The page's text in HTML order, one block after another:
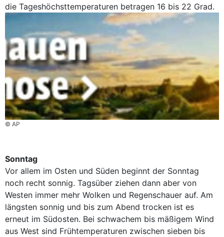
die Tageshöchsttemperaturen betragen 16 bis 22 Grad.
© AP
Sonntag
Vor allem im Osten und Süden beginnt der Sonntag
noch recht sonnig. Tagsüber ziehen dann aber von
Westen immer mehr Wolken und Regenschauer auf. Am
längsten sonnig und bis zum Abend trocken ist es
erneut im Südosten. Bei schwachem bis mäßigem Wind
aus West sind Frühtemperaturen zwischen sieben bis